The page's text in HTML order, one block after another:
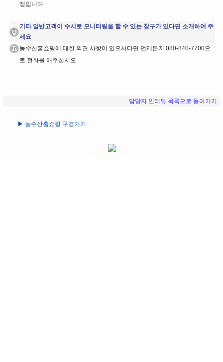
정입니다
기타 일반고객이 수시로 모니터링을 할 수 있는 창구가 있다면 소개하여 주
세요
농수산홈쇼핑에 대한 의견 사항이 있으시다면 언제든지 080-840-7700으
로 전화를 해주십시오
담당자 인터뷰 목록으로 돌아가기
▶ 농수산홈쇼핑 구경가기